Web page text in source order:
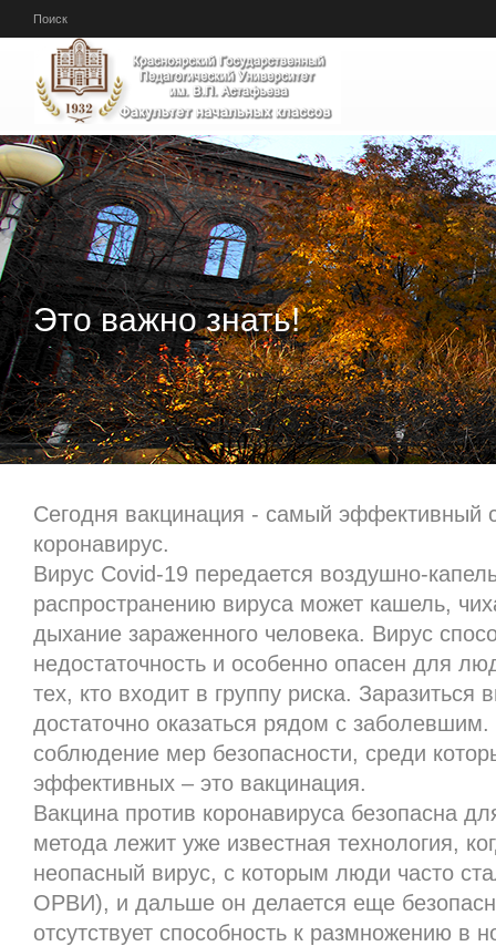
Поиск
Это важно знать!
Сегодня вакцинация - самый эффективный
коронавирус.
Вирус Covid-19 передается воздушно-
распространению вируса может кашель,
дыхание зараженного человека. Вирус
недостаточность и особенно опасен для
тех, кто входит в группу риска. Заразиться
достаточно оказаться рядом с
соблюдение мер безопасности, среди
эффективных – это вакцинация.
Вакцина против коронавируса безопасна
метода лежит уже известная технология,
неопасный вирус, с которым люди часто
ОРВИ), и дальше он делается еще
отсутствует способность к размножению в